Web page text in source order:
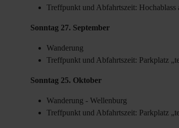
Treffpunkt und Abfahrtszeit:
Sonntag 27. September
Wanderung
Treffpunkt und Abfahrtszeit: Parkplatz
Sonntag 25. Oktober
Wanderung - Wellenburg
Treffpunkt und Abfahrtszeit: Parkplatz